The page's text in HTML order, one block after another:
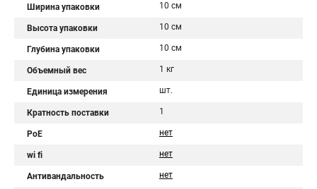
Ширина упаковки 10 см
Высота упаковки 10 см
Глубина упаковки 10 см
Объемный вес 1 кг
Единица измерения шт.
Кратность поставки 1
PoE нет
wi fi нет
Антивандальность нет